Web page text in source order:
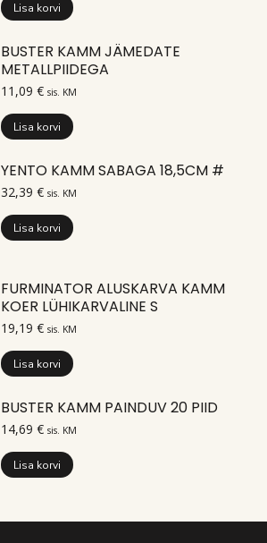
Lisa korvi
BUSTER KAMM JÄMEDATE
METALLPIIDEGA
11,09 € sis. KM
Lisa korvi
YENTO KAMM SABAGA 18,5CM #
32,39 € sis. KM
Lisa korvi
FURMINATOR ALUSKARVA KAMM
KOER LÜHIKARVALINE S
19,19 € sis. KM
Lisa korvi
BUSTER KAMM PAINDUV 20 PIID
14,69 € sis. KM
Lisa korvi